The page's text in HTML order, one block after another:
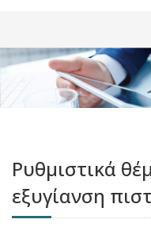
Ρυθμιστικά
εξυγίανση